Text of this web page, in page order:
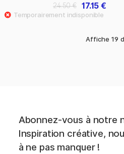
17.15 €
24.50 €
Affiche 19
Abonnez-vous à notre
Inspiration créative,
à ne pas manquer !